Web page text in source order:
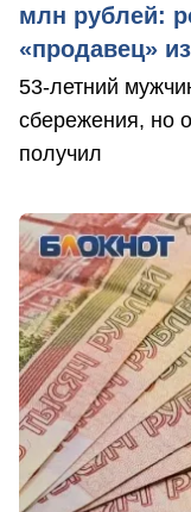
млн рублей:
«продавец»
53-летний
сбережения, но
получил